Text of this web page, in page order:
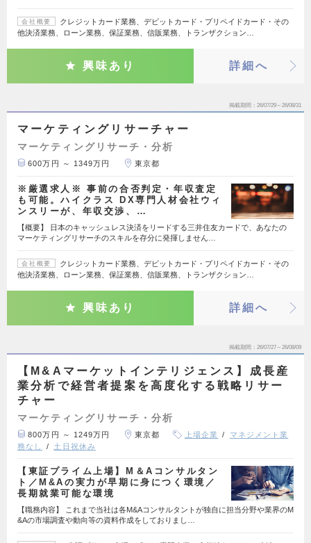
会社概要
クレジットカード業務、デビットカード・プリペイドカード・その
他決済業務、ローン業務、保証業務、信販業務、トランザクション…
興味あり 詳細へ
掲載期間 26/07/29～26/08/31
マーケティングリサーチャー
マーケティングリサーチ・分析
600万円 ～ 1349万円 東京都
※厳選求人※ 事前の合否判定・年収査定
も可能。ハイクラス DX専門人材会社ウィ
ンスリーが、年収交渉、…
【概要】 日本のキャッシュレス決済をリードする三井住友カードで、あなたの
マーケティングリサーチのスキルを存分に発揮しません…
会社概要
クレジットカード業務、デビットカード・プリペイドカード・その
他決済業務、ローン業務、保証業務、信販業務、トランザクション…
興味あり 詳細へ
掲載期間 26/07/27～26/08/09
【M&Aマーケットインテリジェンス】成長産
業分析で経営者提案を高度化する戦略リサー
チャー
マーケティングリサーチ・分析
800万円 ～ 1249万円 東京都 上場企業
マネジメント業
務なし
土日祝休み
【東証プライム上場】M＆Aコンサルタン
ト／M&Aの実力が早期に身につく環境／
長期就業可能な環境
【職務内容】 これまで当社は各M&Aコンサルタントが独自に担当分野や業界のM
&Aの市場調査や動向等の資料作成をしておりまし…